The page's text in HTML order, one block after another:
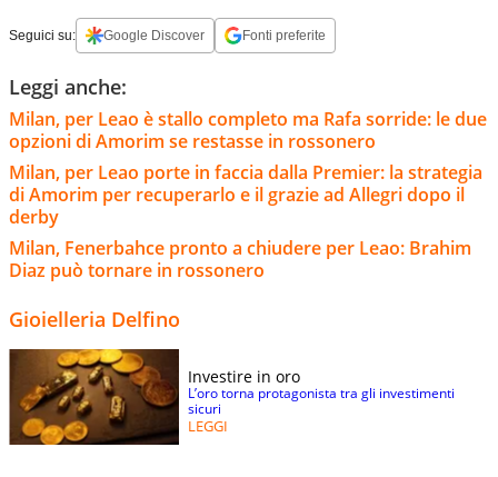
Seguici su: Google Discover Fonti preferite
Leggi anche:
Milan, per Leao è stallo completo ma Rafa sorride: le due
opzioni di Amorim se restasse in rossonero
Milan, per Leao porte in faccia dalla Premier: la strategia
di Amorim per recuperarlo e il grazie ad Allegri dopo il
derby
Milan, Fenerbahce pronto a chiudere per Leao: Brahim
Diaz può tornare in rossonero
Gioielleria Delfino
Investire in oro
L’oro torna protagonista tra gli investimenti
sicuri
LEGGI